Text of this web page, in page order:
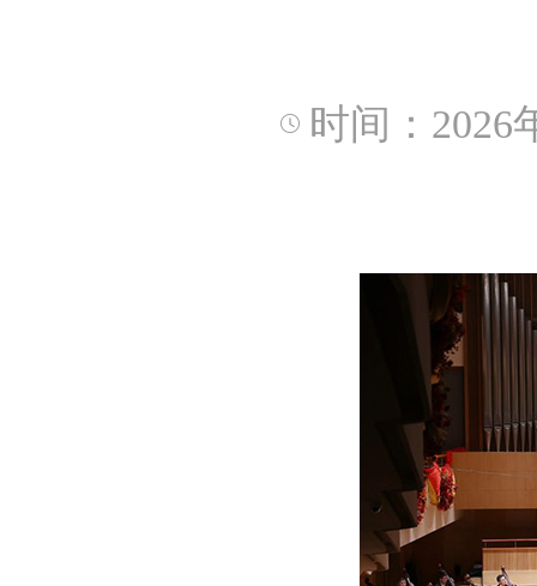
时间：2026